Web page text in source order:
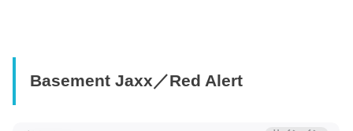
Basement Jaxx／Red Alert